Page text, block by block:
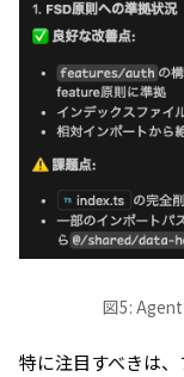
図5:
特に注目すべきは